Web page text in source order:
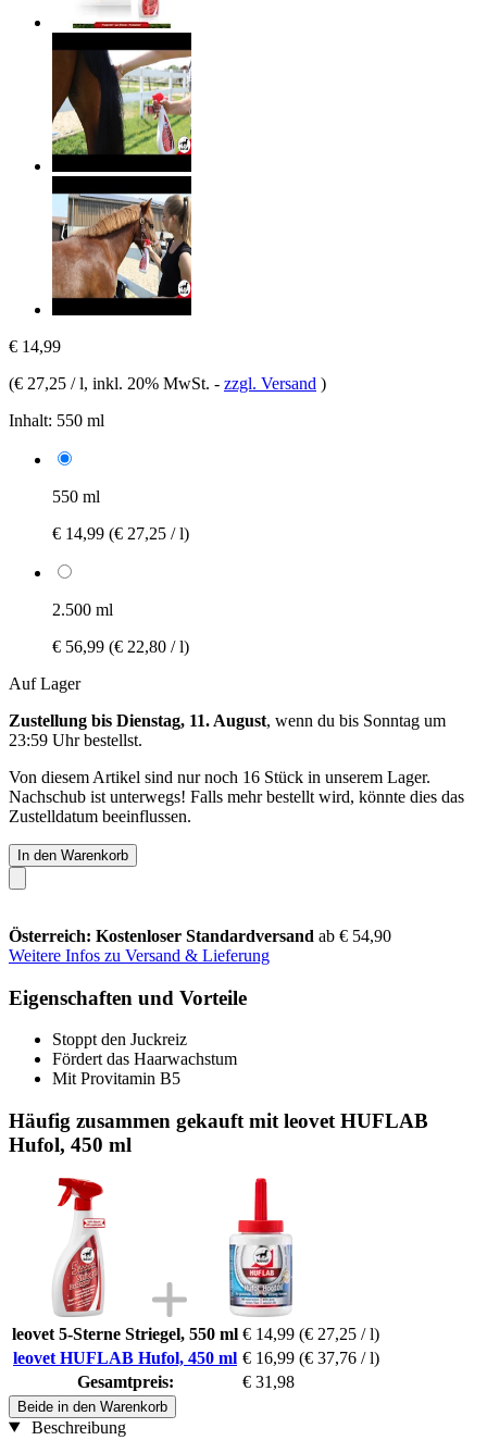
€ 14,99
(€ 27,25 / l, inkl. 20% MwSt. - zzgl. Versand )
Inhalt: 550 ml
550 ml
€ 14,99 (€ 27,25 / l)
2.500 ml
€ 56,99 (€ 22,80 / l)
Auf Lager
Zustellung bis Dienstag, 11. August, wenn du bis Sonntag um
23:59 Uhrbestellst.
Von diesem Artikel sind nur noch 16 Stück in unserem Lager.
Nachschub ist unterwegs! Falls mehr bestellt wird, könnte dies das
Zustelldatum beeinflussen.
In den Warenkorb
Österreich: Kostenloser Standardversand ab € 54,90
Weitere Infos zu Versand & Lieferung
Eigenschaften und Vorteile
Stoppt den Juckreiz
Fördert das Haarwachstum
Mit Provitamin B5
Häufig zusammen gekauft mit leovet HUFLAB
Hufol, 450 ml
leovet 5-Sterne Striegel, 550 ml € 14,99 (€ 27,25 / l)
leovet HUFLAB Hufol, 450 ml € 16,99 (€ 37,76 / l)
Gesamtpreis:
€ 31,98
Beide in den Warenkorb
Beschreibung